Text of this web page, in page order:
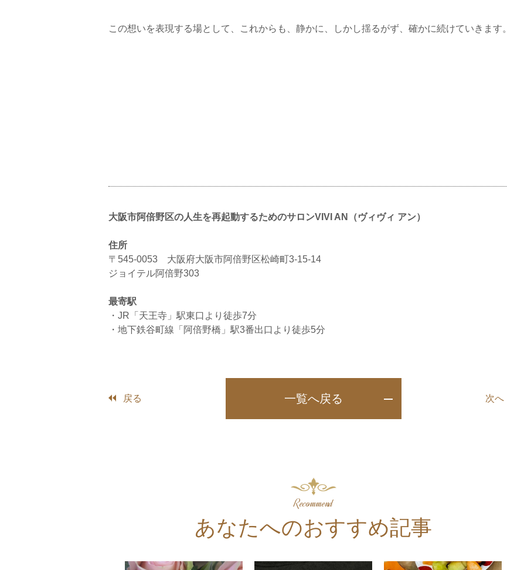
この想いを表現する場として、これからも、静かに、しかし揺るがず、確かに続けていきます。
大阪市阿倍野区の人生を再起動するためのサロンVIVI AN（ヴィヴィ アン）
住所
〒545-0053 大阪府大阪市阿倍野区松崎町3-15-14
ジョイテル阿倍野303
最寄駅
・JR「天王寺」駅東口より徒歩7分
・地下鉄谷町線「阿倍野橋」駅3番出口より徒歩5分
戻る 一覧へ戻る 次へ
Recommend
あなたへのおすすめ記事